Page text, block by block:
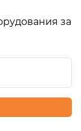
за